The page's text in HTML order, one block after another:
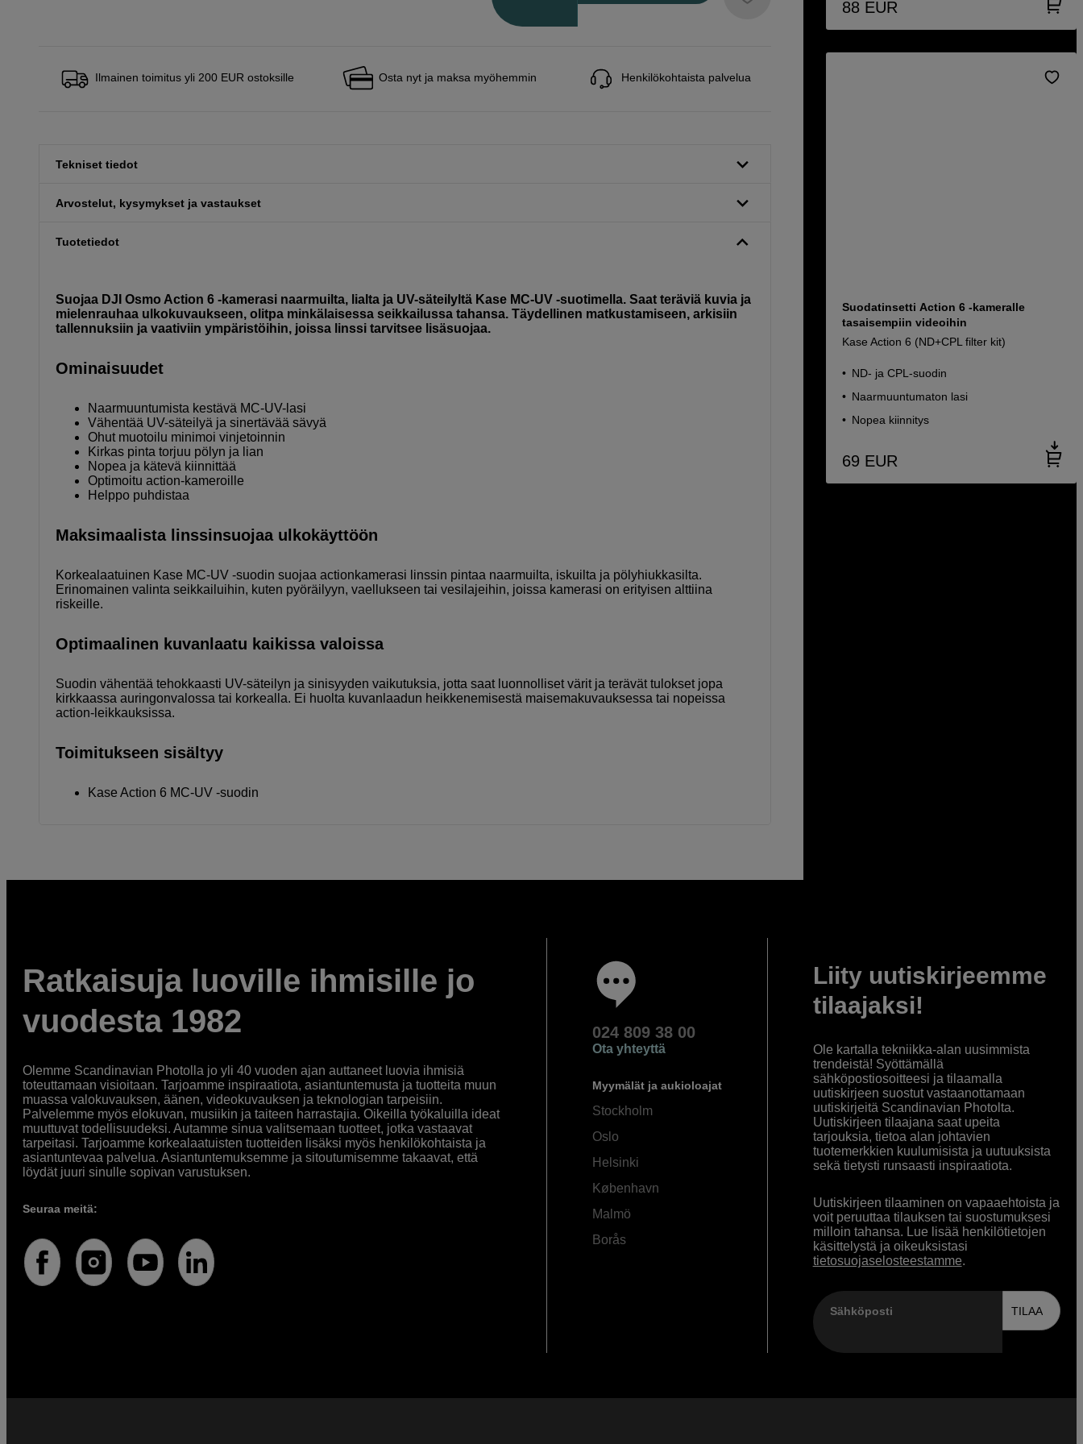
Ilmainen toimitus yli 200 EUR ostoksille Osta nyt ja maksa myöhemmin Henkilökohtaista palvelua
Tekniset tiedot
Arvostelut, kysymykset ja vastaukset
Tuotetiedot
Suojaa DJI Osmo Action 6 -kamerasi naarmuilta, lialta ja UV-säteilyltä Kase MC-UV -suotimella. Saat teräviä kuvia ja
mielenrauhaa ulkokuvaukseen, olitpa minkälaisessa seikkailussa tahansa. Täydellinen matkustamiseen, arkisiin
tallennuksiin ja vaativiin ympäristöihin, joissa linssi tarvitsee lisäsuojaa.
Ominaisuudet
Naarmuuntumista kestävä MC-UV-lasi
Vähentää UV-säteilyä ja sinertävää sävyä
Ohut muotoilu minimoi vinjetoinnin
Kirkas pinta torjuu pölyn ja lian
Nopea ja kätevä kiinnittää
Optimoitu action-kameroille
Helppo puhdistaa
Maksimaalista linssinsuojaa ulkokäyttöön
Korkealaatuinen Kase MC-UV -suodin suojaa actionkamerasi linssin pintaa naarmuilta, iskuilta ja pölyhiukkasilta.
Erinomainen valinta seikkailuihin, kuten pyöräilyyn, vaellukseen tai vesilajeihin, joissa kamerasi on erityisen alttiina
riskeille.
Optimaalinen kuvanlaatu kaikissa valoissa
Suodin vähentää tehokkaasti UV-säteilyn ja sinisyyden vaikutuksia, jotta saat luonnolliset värit ja terävät tulokset jopa
kirkkaassa auringonvalossa tai korkealla. Ei huolta kuvanlaadun heikkenemisestä maisemakuvauksessa tai nopeissa
action-leikkauksissa.
Toimitukseen sisältyy
Kase Action 6 MC-UV -suodin
88 EUR
Suodatinsetti Action 6 -kameralle
tasaisempiin videoihin
Kase Action 6 (ND+CPL filter kit)
ND- ja CPL-suodin
Naarmuuntumaton lasi
Nopea kiinnitys
69 EUR
Ratkaisuja luoville ihmisille jo
vuodesta 1982
Olemme Scandinavian Photolla jo yli 40 vuoden ajan auttaneet luovia ihmisiä
toteuttamaan visioitaan. Tarjoamme inspiraatiota, asiantuntemusta ja tuotteita muun
muassa valokuvauksen, äänen, videokuvauksen ja teknologian tarpeisiin.
Palvelemme myös elokuvan, musiikin ja taiteen harrastajia. Oikeilla työkaluilla ideat
muuttuvat todellisuudeksi. Autamme sinua valitsemaan tuotteet, jotka vastaavat
tarpeitasi. Tarjoamme korkealaatuisten tuotteiden lisäksi myös henkilökohtaista ja
asiantuntevaa palvelua. Asiantuntemuksemme ja sitoutumisemme takaavat, että
löydät juuri sinulle sopivan varustuksen.
Seuraa meitä:
024 809 38 00
Ota yhteyttä
Myymälät ja aukioloajat
Stockholm
Oslo
Helsinki
København
Malmö
Borås
Liity uutiskirjeemme
tilaajaksi!
Ole kartalla tekniikka-alan uusimmista
trendeistä! Syöttämällä
sähköpostiosoitteesi ja tilaamalla
uutiskirjeen suostut vastaanottamaan
uutiskirjeitä Scandinavian Photolta.
Uutiskirjeen tilaajana saat upeita
tarjouksia, tietoa alan johtavien
tuotemerkkien kuulumisista ja uutuuksista
sekä tietysti runsaasti inspiraatiota.
Uutiskirjeen tilaaminen on vapaaehtoista ja
voit peruuttaa tilauksen tai suostumuksesi
milloin tahansa. Lue lisää henkilötietojen
käsittelystä ja oikeuksistasi
tietosuojaselosteestamme.
Sähköposti TILAA